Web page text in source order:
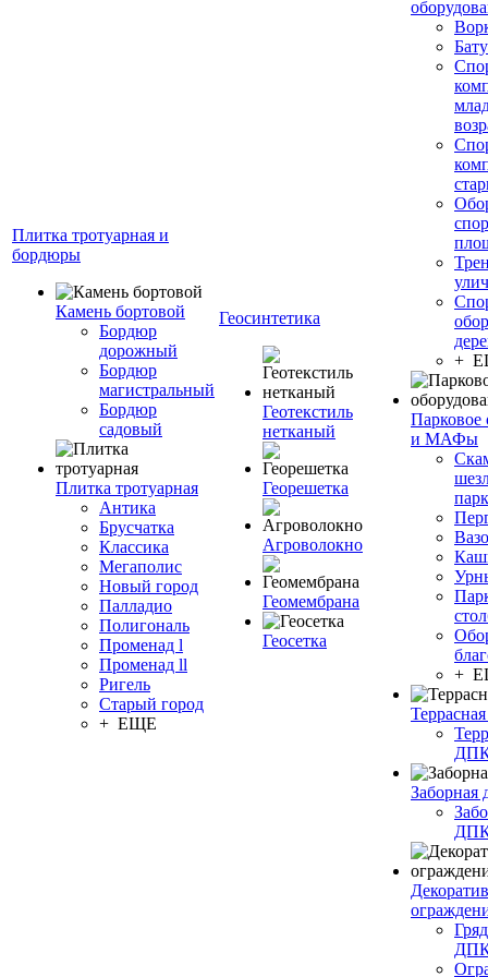
Плитка тротуарная и
бордюры
Камень бортовой
Бордюр
дорожный
Бордюр
магистральный
Бордюр
садовый
Плитка тротуарная
Антика
Брусчатка
Классика
Мегаполис
Новый город
Палладио
Полигональ
Променад l
Променад ll
Ригель
Старый город
+ ЕЩЕ
Геосинтетика
Геотекстиль
нетканый
Георешетка
Агроволокно
Геомембрана
Геосетка
+
Парковое
и МАФы
+
Заборная